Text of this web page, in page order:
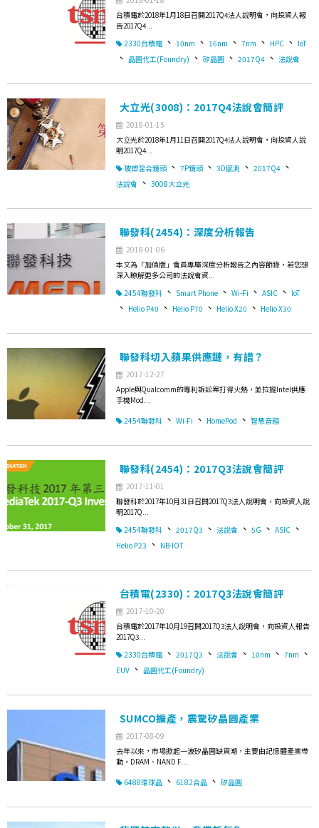
台積電於2018年1月18日召開2017Q4法人說明會，向投資人報
告2017Q4...
2330台積電 、 10nm 、 16nm 、 7nm 、 HPC 、 IoT
、 晶圓代工(Foundry) 、 矽晶圓 、 2017Q4 、 法說會
大立光(3008)：2017Q4法說會簡評
2018-01-15
大立光於2018年1月11日召開2017Q4法人說明會，向投資人說
明2017Q4...
玻塑混合鏡頭 、 7P鏡頭 、 3D感測 、 2017Q4 、
法說會 、 3008大立光
聯發科(2454)：深度分析報告
2018-01-06
本文為「加值版」會員專屬深度分析報告之內容節錄，若您想
深入瞭解更多公司的法說會資...
2454聯發科 、 Smart Phone 、 Wi-Fi 、 ASIC 、 IoT
、 Helio P40 、 Helio P70 、 Helio X20 、 Helio X30
聯發科切入蘋果供應鏈，有譜？
2017-12-27
Apple與Qualcomm的專利訴訟案打得火熱，並拉攏Intel供應
手機Mod...
2454聯發科 、 Wi-Fi 、 HomePod 、 智慧音箱
聯發科(2454)：2017Q3法說會簡評
2017-11-01
聯發科於2017年10月31日召開2017Q3法人說明會，向投資人說
明2017Q...
2454聯發科 、 2017Q3 、 法說會 、 5G 、 ASIC 、
Helio P23 、 NB-IOT
台積電(2330)：2017Q3法說會簡評
2017-10-20
台積電於2017年10月19召開2017Q3法人說明會，向投資人報告
2017Q3...
2330台積電 、 2017Q3 、 法說會 、 10nm 、 7nm 、
EUV 、 晶圓代工(Foundry)
SUMCO擴產，震驚矽晶圓產業
2017-08-09
去年以來，市場掀起一波矽晶圓缺貨潮，主要由記憶體產業帶
動，DRAM、NAND F...
6488環球晶 、 6182合晶 、 矽晶圓